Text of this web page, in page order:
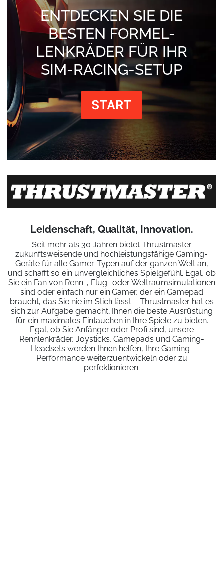
ENTDECKEN SIE DIE
BESTEN FORMEL-
LENKRÄDER FÜR IHR
SIM-RACING-SETUP
START
Leidenschaft, Qualität, Innovation.
Seit mehr als 30 Jahren bietet Thrustmaster
zukunftsweisende und hochleistungsfähige Gaming-
Geräte für alle Gamer-Typen auf der ganzen Welt an,
und schafft so ein unvergleichliches Spielgefühl. Egal, ob
Sie ein Fan von Renn-, Flug- oder Weltraumsimulationen
sind oder einfach nur ein Gamer, der ein Gamepad
braucht, das Sie nie im Stich lässt – Thrustmaster hat es
sich zur Aufgabe gemacht, Ihnen die beste Ausrüstung
für ein maximales Eintauchen in Ihre Spiele zu bieten.
Egal, ob Sie Anfänger oder Profi sind, unsere
Rennlenkräder, Joysticks, Gamepads und Gaming-
Headsets werden Ihnen helfen, Ihre Gaming-
Performance weiterzuentwickeln oder zu
perfektionieren.